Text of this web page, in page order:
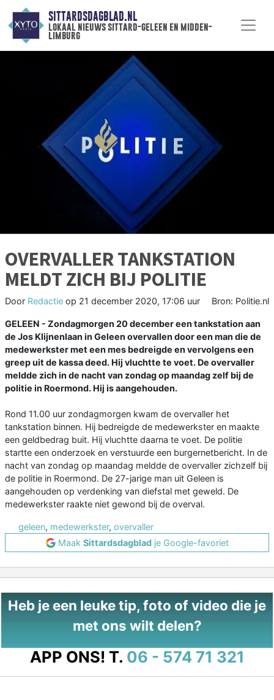
SITTARDSDAGBLAD.NL
lokaal nieuws sittard-geleen en midden-
limburg
OVERVALLER TANKSTATION
MELDT ZICH BIJ POLITIE
Door Redactie op 21 december 2020, 17:06 uur Bron: Politie.nl
GELEEN - Zondagmorgen 20 december een tankstation aan
de Jos Klijnenlaan in Geleen overvallen door een man die de
medewerkster met een mes bedreigde en vervolgens een
greep uit de kassa deed. Hij vluchtte te voet. De overvaller
meldde zich in de nacht van zondag op maandag zelf bij de
politie in Roermond. Hij is aangehouden.
Rond 11.00 uur zondagmorgen kwam de overvaller het
tankstation binnen. Hij bedreigde de medewerkster en maakte
een geldbedrag buit. Hij vluchtte daarna te voet. De politie
startte een onderzoek en verstuurde een burgernetbericht. In de
nacht van zondag op maandag meldde de overvaller zichzelf bij
de politie in Roermond. De 27-jarige man uit Geleen is
aangehouden op verdenking van diefstal met geweld. De
medewerkster raakte niet gewond bij de overval.
geleen, medewerkster, overvaller
Maak Sittardsdagbladje Google-favoriet
Heb je een leuke tip, foto of video die je
met ons wilt delen?
APP ONS! T. 06 - 574 71 321